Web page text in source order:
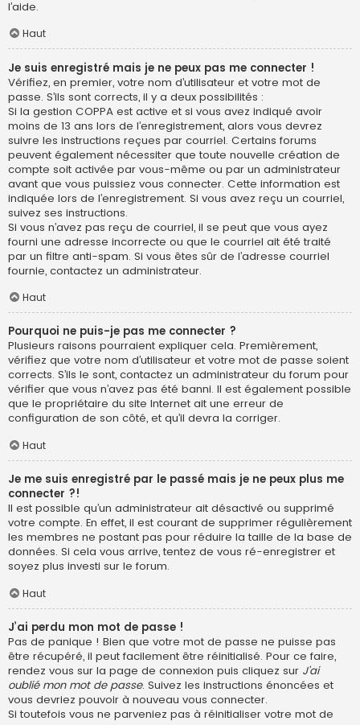
l’aide.
Haut
Je suis enregistré mais je ne peux pas me connecter !
Vérifiez, en premier, votre nom d’utilisateur et votre mot de
passe. S’ils sont corrects, il y a deux possibilités :
Si la gestion COPPA est active et si vous avez indiqué avoir
moins de 13 ans lors de l’enregistrement, alors vous devrez
suivre les instructions reçues par courriel. Certains forums
peuvent également nécessiter que toute nouvelle création de
compte soit activée par vous-même ou par un administrateur
avant que vous puissiez vous connecter. Cette information est
indiquée lors de l’enregistrement. Si vous avez reçu un courriel,
suivez ses instructions.
Si vous n’avez pas reçu de courriel, il se peut que vous ayez
fourni une adresse incorrecte ou que le courriel ait été traité
par un filtre anti-spam. Si vous êtes sûr de l’adresse courriel
fournie, contactez un administrateur.
Haut
Pourquoi ne puis-je pas me connecter ?
Plusieurs raisons pourraient expliquer cela. Premièrement,
vérifiez que votre nom d’utilisateur et votre mot de passe soient
corrects. S’ils le sont, contactez un administrateur du forum pour
vérifier que vous n’avez pas été banni. Il est également possible
que le propriétaire du site Internet ait une erreur de
configuration de son côté, et qu’il devra la corriger.
Haut
Je me suis enregistré par le passé mais je ne peux plus me
connecter ?!
Il est possible qu’un administrateur ait désactivé ou supprimé
votre compte. En effet, il est courant de supprimer régulièrement
les membres ne postant pas pour réduire la taille de la base de
données. Si cela vous arrive, tentez de vous ré-enregistrer et
soyez plus investi sur le forum.
Haut
J’ai perdu mon mot de passe !
Pas de panique ! Bien que votre mot de passe ne puisse pas
être récupéré, il peut facilement être réinitialisé. Pour ce faire,
rendez vous sur la page de connexion puis cliquez sur J’ai
oublié mon mot de passe. Suivez les instructions énoncées et
vous devriez pouvoir à nouveau vous connecter.
Si toutefois vous ne parveniez pas à réinitialiser votre mot de